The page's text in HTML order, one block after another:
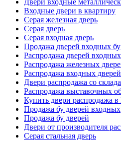
Двери входные
Входные двери в квартиру
Серая железная дверь
Серая дверь
Серая входная дверь
Продажа дверей входных бу
Распродажа дверей входных
Распродажа железных
Распродажа входных
Двери распродажа со склада
Распродажа выставочных
Купить двери распродажа
Продажа бу дверей входных
Продажа бу дверей
Двери от производителя
Серая стальная дверь